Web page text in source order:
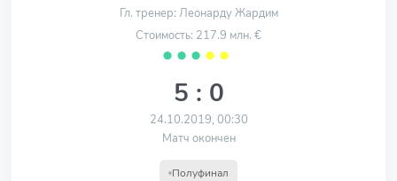
Гл. тренер: Леонарду Жардим
Стоимость: 217.9 млн. €
⬤ ⬤ ⬤ ⬤ ⬤
5 : 0
24.10.2019, 00:30
Матч окончен
Полуфинал